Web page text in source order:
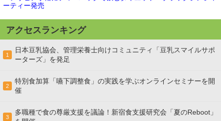
ーティー発売
アクセスランキング
1
日本豆乳協会、管理栄養士向けコミュニティ「豆乳スマイルサポ
ーターズ」を発足
2
特別食加算「嚥下調整食」の実践を学ぶオンラインセミナーを開
催
3
多職種で食の尊厳支援を議論！新宿食支援研究会「夏のReboot」